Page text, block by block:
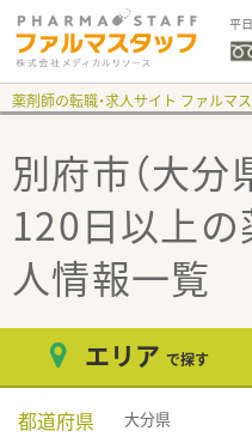
平
薬剤師の転職・求人サイト ファルマ
別府市（大分
120日以上の
人情報一覧
エリア で探す
都道府県 大分県